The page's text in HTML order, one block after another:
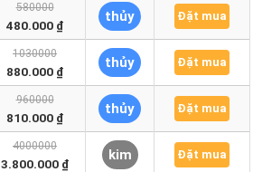
580000
480.000 ₫
thủy Đặt mua
1030000
880.000 ₫
thủy Đặt mua
960000
810.000 ₫
thủy Đặt mua
4000000
3.800.000 ₫
kim Đặt mua